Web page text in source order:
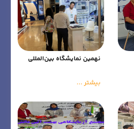
نهمین نمایشگاه بین‌المللی
(ایران‌فارما ۱۴۰۳)
بیشتر ...